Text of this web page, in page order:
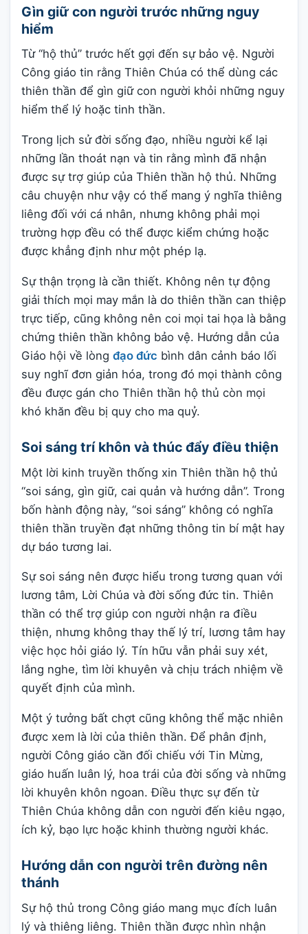
Gìn giữ con người trước những nguy
hiểm
Từ “hộ thủ” trước hết gợi đến sự bảo vệ. Người
Công giáo tin rằng Thiên Chúa có thể dùng các
thiên thần để gìn giữ con người khỏi những nguy
hiểm thể lý hoặc tinh thần.
Trong lịch sử đời sống đạo, nhiều người kể lại
những lần thoát nạn và tin rằng mình đã nhận
được sự trợ giúp của Thiên thần hộ thủ. Những
câu chuyện như vậy có thể mang ý nghĩa thiêng
liêng đối với cá nhân, nhưng không phải mọi
trường hợp đều có thể được kiểm chứng hoặc
được khẳng định như một phép lạ.
Sự thận trọng là cần thiết. Không nên tự động
giải thích mọi may mắn là do thiên thần can thiệp
trực tiếp, cũng không nên coi mọi tai họa là bằng
chứng thiên thần không bảo vệ. Hướng dẫn của
Giáo hội về lòng đạo đức bình dân cảnh báo lối
suy nghĩ đơn giản hóa, trong đó mọi thành công
đều được gán cho Thiên thần hộ thủ còn mọi
khó khăn đều bị quy cho ma quỷ.
Soi sáng trí khôn và thúc đẩy điều thiện
Một lời kinh truyền thống xin Thiên thần hộ thủ
“soi sáng, gìn giữ, cai quản và hướng dẫn”. Trong
bốn hành động này, “soi sáng” không có nghĩa
thiên thần truyền đạt những thông tin bí mật hay
dự báo tương lai.
Sự soi sáng nên được hiểu trong tương quan với
lương tâm, Lời Chúa và đời sống đức tin. Thiên
thần có thể trợ giúp con người nhận ra điều
thiện, nhưng không thay thế lý trí, lương tâm hay
việc học hỏi giáo lý. Tín hữu vẫn phải suy xét,
lắng nghe, tìm lời khuyên và chịu trách nhiệm về
quyết định của mình.
Một ý tưởng bất chợt cũng không thể mặc nhiên
được xem là lời của thiên thần. Để phân định,
người Công giáo cần đối chiếu với Tin Mừng,
giáo huấn luân lý, hoa trái của đời sống và những
lời khuyên khôn ngoan. Điều thực sự đến từ
Thiên Chúa không dẫn con người đến kiêu ngạo,
ích kỷ, bạo lực hoặc khinh thường người khác.
Hướng dẫn con người trên đường nên
thánh
Sự hộ thủ trong Công giáo mang mục đích luân
lý và thiêng liêng. Thiên thần được nhìn nhận